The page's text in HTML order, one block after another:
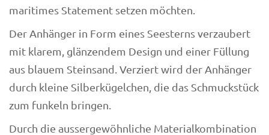
maritimes Statement setzen möchten.
Der Anhänger in Form eines Seesterns verzaubert
mit klarem, glänzendem Design und einer Füllung
aus blauem Steinsand. Verziert wird der Anhänger
durch kleine Silberkügelchen, die das Schmuckstück
zum funkeln bringen.
Durch die aussergewöhnliche Materialkombination